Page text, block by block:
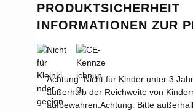
PRODUKTSICHERHEIT
INFORMATIONEN ZUR
Achtung: Nicht für Kinder unter 3
außerhalb der Reichweite von
aufbewahren. Achtung: Bitte